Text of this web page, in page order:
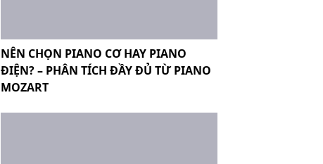
NÊN CHỌN PIANO CƠ HAY PIANO
ĐIỆN? – PHÂN TÍCH ĐẦY ĐỦ TỪ PIANO
MOZART